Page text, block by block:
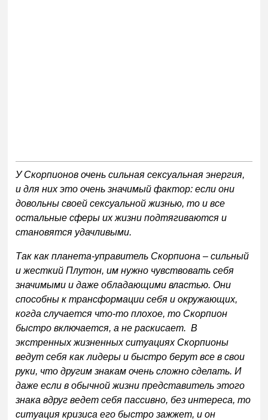
У Скорпионов очень сильная сексуальная энергия,
и для них это очень значимый фактор: если они
довольны своей сексуальной жизнью, то и все
остальные сферы их жизни подтягиваются и
становятся удачливыми.
Так как планета-управитель Скорпиона – сильный
и жесткий Плутон, им нужно чувствовать себя
значимыми и даже обладающими властью. Они
способны к трансформации себя и окружающих,
когда случается что-то плохое, то Скорпион
быстро включается, а не раскисает. В
экстренных жизненных ситуациях Скорпионы
ведут себя как лидеры и быстро берут все в свои
руки, что другим знакам очень сложно сделать. И
даже если в обычной жизни представитель этого
знака вдруг ведет себя пассивно, без интереса, то
ситуация кризиса его быстро зажжет, и он